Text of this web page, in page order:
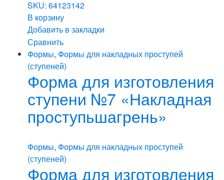
SKU: 64123142
В корзину
Добавить в закладки
Сравнить
Формы, Формы для накладных проступей
(ступеней)
Форма для изготовления
ступени №7 «Накладная
проступьшагрень»
Формы, Формы для накладных проступей
(ступеней)
Форма для изготовления